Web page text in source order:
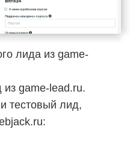
лида из game-
из game-lead.ru.
тестовый лид,